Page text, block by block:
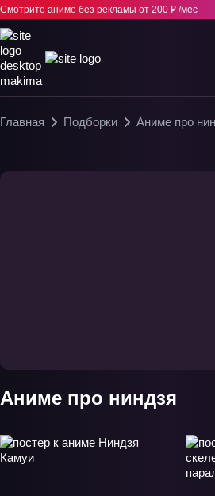
Смотрите аниме без рекламы от 200 ₽ /мес
Главная Подборки Аниме про
Аниме про ниндзя